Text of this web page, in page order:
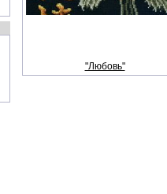
"Любовь"